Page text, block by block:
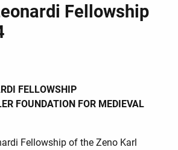
Fellowship
FELLOWSHIP
FOUNDATION FOR MEDIEVAL
Fellowship of the Zeno Karl